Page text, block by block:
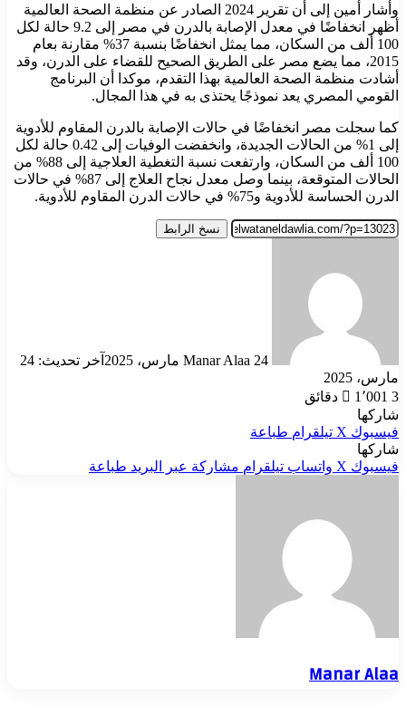
وأشار أمين إلى أن تقرير 2024 الصادر عن منظمة الصحة العالمية
أظهر انخفاضًا في معدل الإصابة بالدرن في مصر إلى 9.2 حالة لكل
100 ألف من السكان، مما يمثل انخفاضًا بنسبة 37% مقارنة بعام
2015، مما يضع مصر على الطريق الصحيح للقضاء على الدرن، وقد
أشادت منظمة الصحة العالمية بهذا التقدم، موكدا أن البرنامج
القومي المصري يعد نموذجًا يحتذى به في هذا المجال.
كما سجلت مصر انخفاضًا في حالات الإصابة بالدرن المقاوم للأدوية
إلى 1% من الحالات الجديدة، وانخفضت الوفيات إلى 0.42 حالة لكل
100 ألف من السكان، وارتفعت نسبة التغطية العلاجية إلى 88% من
الحالات المتوقعة، بينما وصل معدل نجاح العلاج إلى 87% في حالات
الدرن الحساسة للأدوية و75% في حالات الدرن المقاوم للأدوية.
نسخ الرابط
Manar Alaa 24 مارس، 2025
آخر تحديث: 24
مارس، 2025
1٬001 3 دقائق
شاركها
فيسبوك ‫X تيلقرام طباعة
شاركها
فيسبوك ‫X واتساب تيلقرام مشاركة عبر البريد طباعة
Manar Alaa